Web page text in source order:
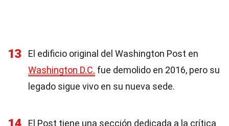
13
El edificio original del Washington Post en
Washington D.C. fue demolido en 2016, pero su
legado sigue vivo en su nueva sede.
El Post tiene una sección dedicada a la crítica